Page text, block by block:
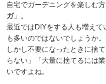
自宅でガーデニングを楽しむ
ガ」。
最近ではDIYをする人も増え
も多いのではないでしょうか。
しかし不要になったときに捨
らない」「大量に捨てるには
いですよね。